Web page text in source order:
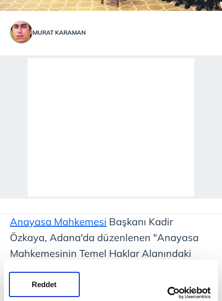
Reddet
MURAT KARAMAN
Anayasa Mahkemesi Başkanı Kadir
Özkaya, Adana'da düzenlenen "Anayasa
Mahkemesinin Temel Haklar Alanındaki
Kararlarının Etkili Şekilde Uygulanmasının
Desteklenmesi Avrupa Birliği–Avrupa